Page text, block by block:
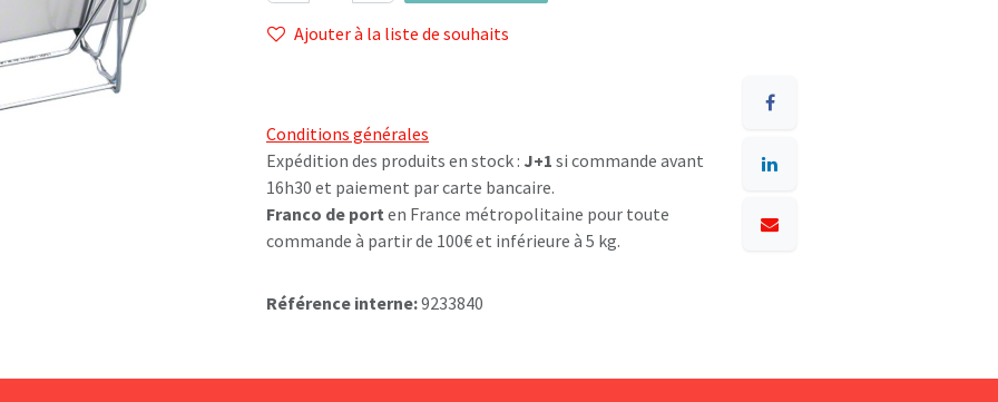
Ajouter à la liste de souhaits
Conditions générales
Expédition des produits en stock : J+1 si commande avant
16h30 et paiement par carte bancaire.
Franco de port en France métropolitaine pour toute
commande à partir de 100€ et inférieure à 5 kg.
Référence interne:9233840